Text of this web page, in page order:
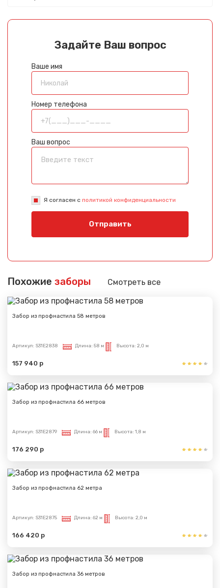
Задайте Ваш вопрос
Ваше имя
Номер телефона
Ваш вопрос
Я согласен с политикой конфиденциальности
Отправить
Похожие заборы Смотреть все
Забор из профнастила 58 метров
Артикул: S31E2838 Длина: 58 м Высота: 2,0 м
157 940 р
Забор из профнастила 66 метров
Артикул: S31E2879 Длина: 66 м Высота: 1,8 м
176 290 р
Забор из профнастила 62 метра
Артикул: S31E2875 Длина: 62 м Высота: 2,0 м
166 420 р
Забор из профнастила 36 метров